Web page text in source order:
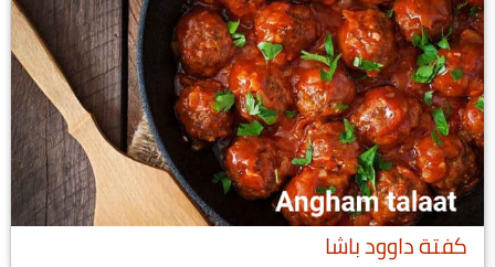
كفتة داوود باشا